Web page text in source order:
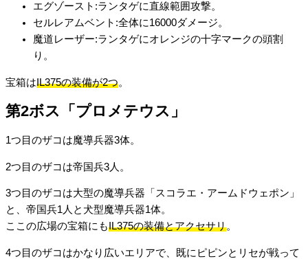
エグゾースト:ランタゲに直線範囲攻撃。
セルレアムベント:全体に16000ダメージ。
魔道レーザー:ランタゲにオレンジの十字マークの頭割
り。
宝箱はIL375の装備が2つ。
第2ボス「プロメテウス」
1つ目のザコは魔導兵器3体。
2つ目のザコは帝国兵3人。
3つ目のザコは大型の魔導兵器「スコラエ・アームドウェポン」
と、帝国兵1人と犬型魔導兵器1体。
ここの広場の宝箱にもIL375の装備とアクセサリ。
4つ目のザコはかなり広いエリアで、既にピピンとリセが戦って